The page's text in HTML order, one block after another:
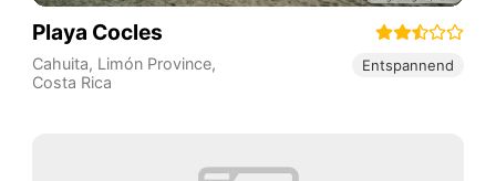
Playa Cocles
Cahuita, Limón Province,
Costa Rica
Entspannend